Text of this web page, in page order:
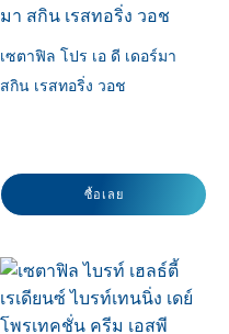
เซตาฟิล โปร เอ ดี เดอร์มา
สกิน เรสทอริ่ง วอช
ซื้อเลย